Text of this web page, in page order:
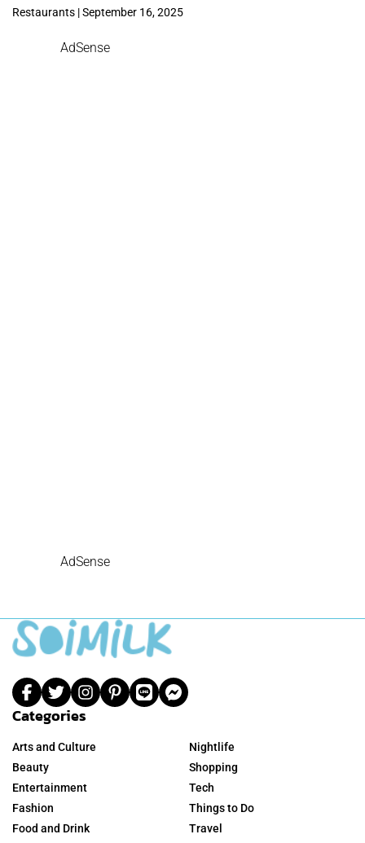
Restaurants | September 16, 2025
AdSense
AdSense
Categories
Arts and Culture
Beauty
Entertainment
Fashion
Food and Drink
Nightlife
Shopping
Tech
Things to Do
Travel